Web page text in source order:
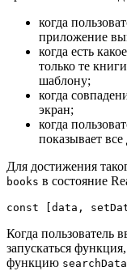
когда
приложение
когда есть
только те
шаблону;
когда
экран;
когда
показывает
Для достижения
books в состояние
const [data,
Когда пользователь
запускаться
функцию searchData